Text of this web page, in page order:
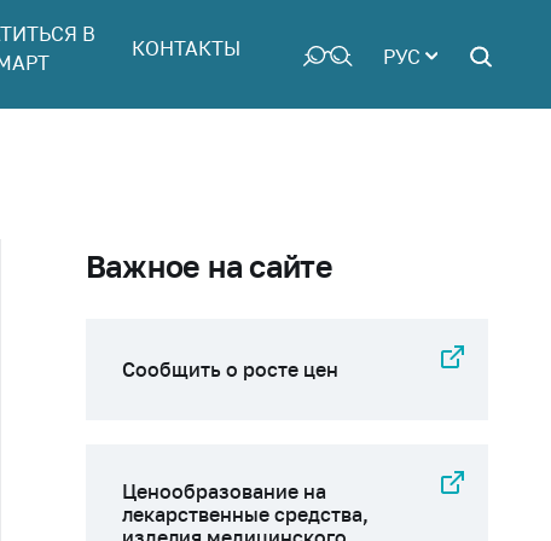
В
КОНТАКТЫ РУС
Важное на сайте
Сообщить о росте цен
Ценообразование на
лекарственные средства,